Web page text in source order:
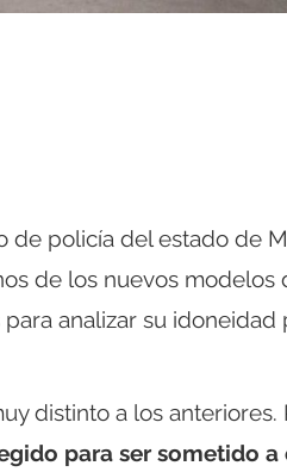
de policía del estado de
de los nuevos modelos
analizar su
distinto a los anteriores.
para ser sometido a